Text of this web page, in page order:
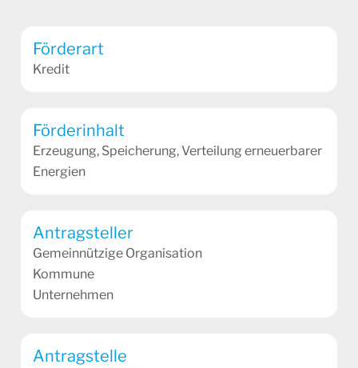
Förderart
Kredit
Förderinhalt
Erzeugung, Speicherung, Verteilung erneuerbarer
Energien
Antragsteller
Gemeinnützige Organisation
Kommune
Unternehmen
Antragstelle